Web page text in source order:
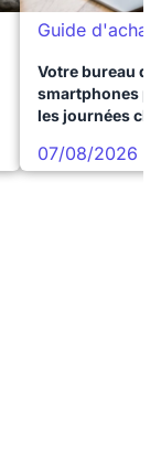
Guide d'achat
Votre bureau
smartphones
les journées
07/08/2026